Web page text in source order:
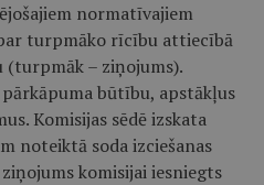
normatīvajiem
turpmāko rīcību attiecībā
– ziņojums).
būtību, apstākļus
Komisijas sēdē izskata
noteiktā soda izciešanas
komisijai iesniegts